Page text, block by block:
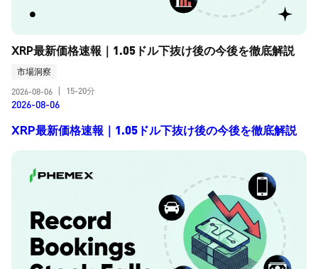
XRP最新価格速報｜1.05ドル下抜け後の今後を徹底解説
市場洞察
2026-08-06
15-20分
2026-08-06
XRP最新価格速報｜1.05ドル下抜け後の今後を徹底解説